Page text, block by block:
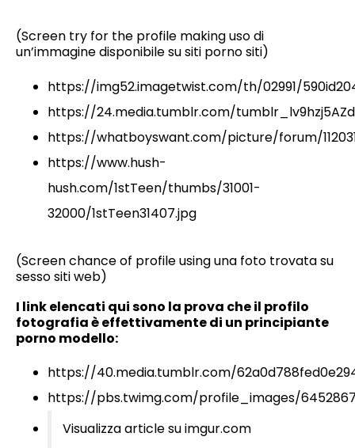
(Screen try for the profile making uso di
un’immagine disponibile su siti porno siti)
https://img52.imagetwist.com/th/02991/
https://24.media.tumblr.com/
https://whatboyswant.com/picture/forum/
https://www.hush-
hush.com/1stTeen/thumbs/31001-
32000/1stTeen31407.jpg
(Screen chance of profile using una foto trovata su
sesso siti web)
I link elencati qui sono la prova che il profilo
fotografia è effettivamente di un principiante
porno modello:
https://40.media.tumblr.com/
https://pbs.twimg.com/profile_images/
Visualizza article su imgur.com